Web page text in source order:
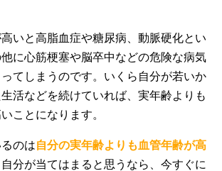
いと高脂血症や糖尿病、動脈硬化とい
に心筋梗塞や脳卒中などの危険な病気
てしまうのです。いくら自分が若いか
活などを続けていれば、実年齢よりも
ことになります。
のは自分の実年齢よりも血管年齢が高
分が当てはまると思うなら、今すぐに